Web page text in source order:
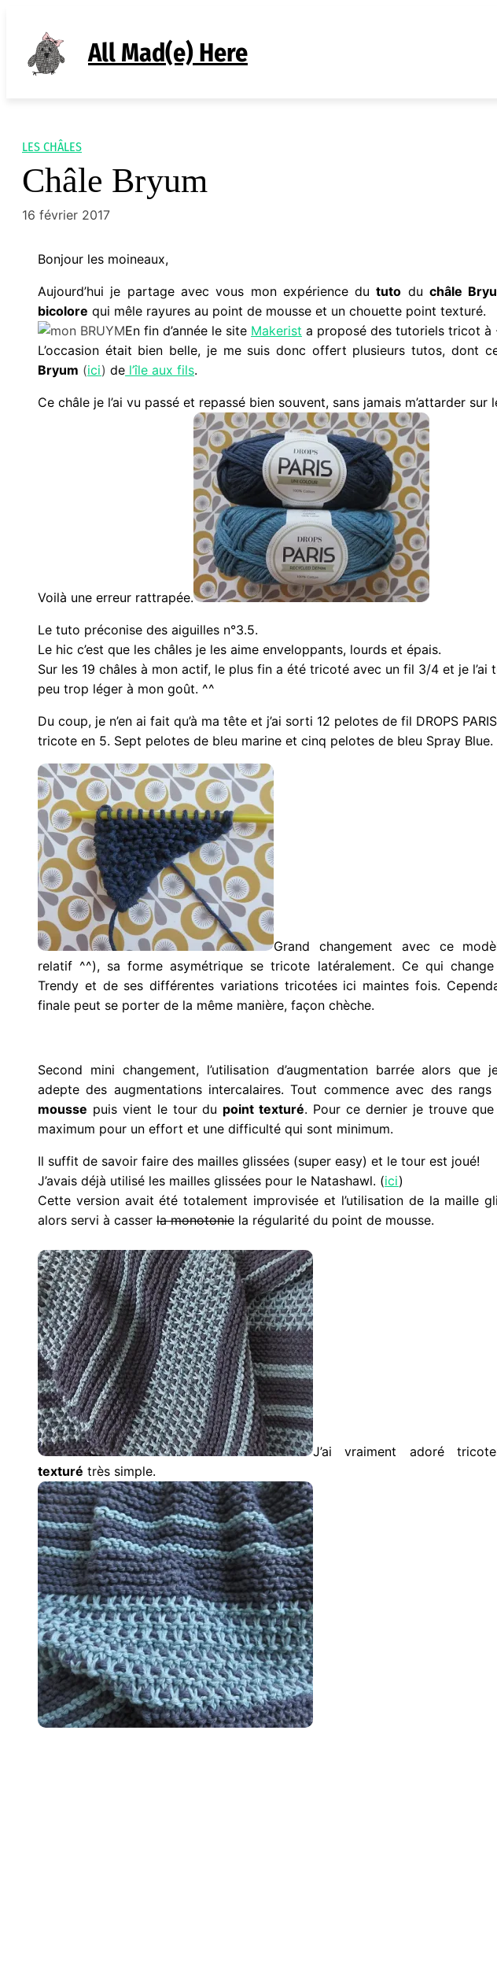
contenu
All Mad(e) Here
LES CHÂLES
Châle Bryum
16 février 2017
Bonjour les moineaux,
Aujourd’hui je partage avec vous mon expérience dututo duchâle
bicolore qui mêle rayures au point de mousse et un chouette point texturé.
En fin d’année le site Makerist a proposé des tutoriels tricot à
L’occasion était bien belle, je me suis donc offert plusieurs tutos, dont
Bryum (ici) de l’île aux fils.
Ce châle je l’ai vu passé et repassé bien souvent, sans jamais m’attarder sur
Voilà une erreur rattrapée.
Le tuto préconise des aiguilles n°3.5.
Le hic c’est que les châles je les aime enveloppants, lourds et épais.
Sur les 19 châles à mon actif, le plus fin a été tricoté avec un fil 3/4 et je l’ai
peu trop léger à mon goût. ^^
Du coup, je n’en ai fait qu’à ma tête et j’ai sorti 12 pelotes de fil DROPS
tricote en 5. Sept pelotes de bleu marine et cinq pelotes de bleu Spray Blue.
Grand changement avec ce
relatif ^^), sa forme asymétrique se tricote latéralement. Ce qui
Trendy et de ses différentes variations tricotées ici maintes fois.
finale peut se porter de la même manière, façon chèche.
Second mini changement, l’utilisation d’augmentation barrée alors que
adepte des augmentations intercalaires. Tout commence avec des rangs
mousse puis vient le tour du point texturé. Pour ce dernier je trouve
maximum pour un effort et une difficulté qui sont minimum.
Il suffit de savoir faire des mailles glissées (super easy) et le tour est joué!
J’avais déjà utilisé les mailles glissées pour le Natashawl. (ici)
Cette version avait été totalement improvisée et l’utilisation de la maille
alors servi à casser la monotonie la régularité du point de mousse.
J’ai vraiment adoré
texturé très simple.